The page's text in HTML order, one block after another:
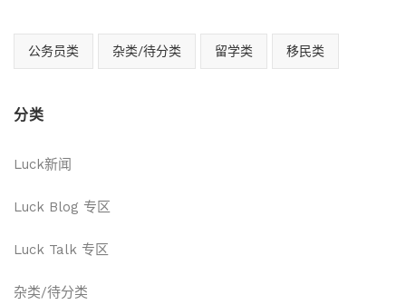
公务员类 杂类/待分类 留学类 移民类
分类
Luck新闻
Luck Blog 专区
Luck Talk 专区
杂类/待分类